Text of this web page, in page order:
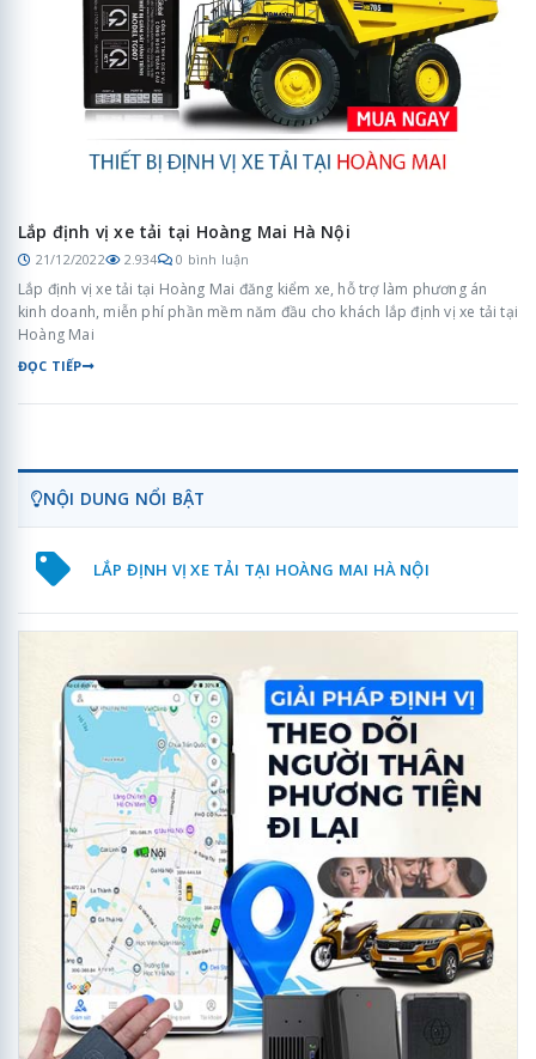
Lắp định vị xe tải tại Hoàng Mai Hà Nội
21/12/2022 2.934 0 bình luận
Lắp định vị xe tải tại Hoàng Mai đăng kiểm xe, hỗ trợ làm phương án
kinh doanh, miễn phí phần mềm năm đầu cho khách lắp định vị xe tải tại
Hoàng Mai
ĐỌC TIẾP
NỘI DUNG NỔI BẬT
LẮP ĐỊNH VỊ XE TẢI TẠI HOÀNG MAI HÀ NỘI